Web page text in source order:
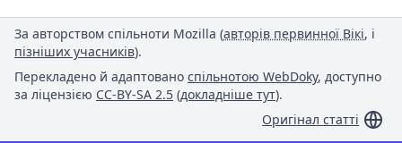
За авторством спільноти Mozilla (авторів первинної Вікі, і
пізніших учасників).
Перекладено й адаптовано спільнотою WebDoky, доступно
за ліцензією CC-BY-SA 2.5 (докладніше тут).
Оригінал статті